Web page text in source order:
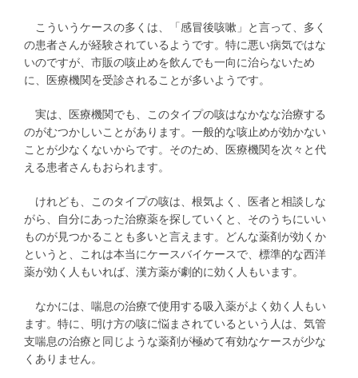
こういうケースの多くは、「感冒後咳嗽」と言って、多く
の患者さんが経験されているようです。特に悪い病気ではな
いのですが、市販の咳止めを飲んでも一向に治らないため
に、医療機関を受診されることが多いようです。
実は、医療機関でも、このタイプの咳はなかなな治療する
のがむつかしいことがあります。一般的な咳止めが効かない
ことが少なくないからです。そのため、医療機関を次々と代
える患者さんもおられます。
けれども、このタイプの咳は、根気よく、医者と相談しな
がら、自分にあった治療薬を探していくと、そのうちにいい
ものが見つかることも多いと言えます。どんな薬剤が効くか
というと、これは本当にケースバイケースで、標準的な西洋
薬が効く人もいれば、漢方薬が劇的に効く人もいます。
なかには、喘息の治療で使用する吸入薬がよく効く人もい
ます。特に、明け方の咳に悩まされているという人は、気管
支喘息の治療と同じような薬剤が極めて有効なケースが少な
くありません。